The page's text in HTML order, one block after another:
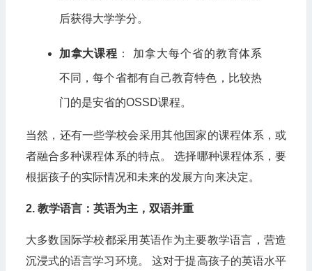
后获得大学学分。
加拿大课程 ： 加拿大每个省的教育体系
不同，每个省都有自己教育特色，比较热
门的是安省的OSSD课程。
当然，还有一些学校会采用其他国家的课程体系，或
者融合多种课程体系的特点。 选择哪种课程体系，要
根据孩子的实际情况和未来的发展方向来决定。
2. 教学语言：英语为主，双语并重
大多数国际学校都采用英语作为主要教学语言，营造
沉浸式的语言学习环境。 这对于提高孩子的英语水平